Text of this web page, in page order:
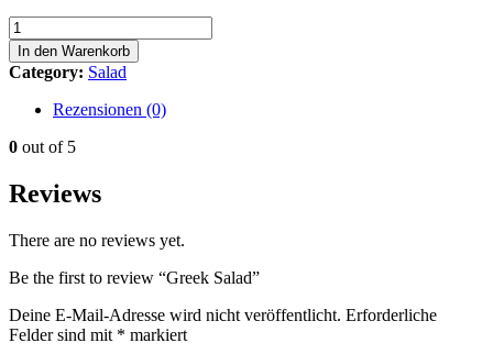
$14.00$12.00.
Greek
Salad
Menge
In den Warenkorb
Category: Salad
Rezensionen (0)
0 out of 5
Reviews
There are no reviews yet.
Be the first to review “Greek Salad”
Deine E-Mail-Adresse wird nicht veröffentlicht. Erforderliche
Felder sind mit * markiert